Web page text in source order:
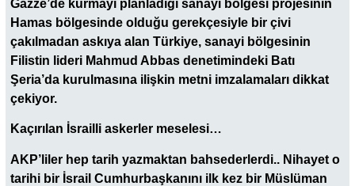
Gazze’de kurmayı planladığı sanayi bölgesi projesinin
Hamas bölgesinde olduğu gerekçesiyle bir çivi
çakılmadan askıya alan Türkiye, sanayi bölgesinin
Filistin lideri Mahmud Abbas denetimindeki Batı
Şeria’da kurulmasına ilişkin metni imzalamaları dikkat
çekiyor.
Kaçırılan İsrailli askerler meselesi…
AKP’liler hep tarih yazmaktan bahsederlerdi.. Nihayet o
tarihi bir İsrail Cumhurbaşkanını ilk kez bir Müslüman